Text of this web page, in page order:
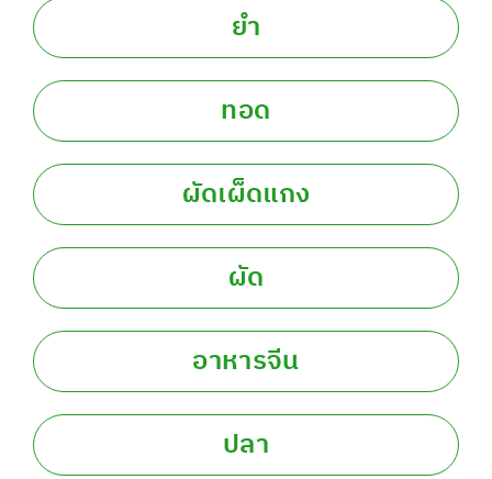
ยำ
ทอด
ผัดเผ็ดแกง
ผัด
อาหารจีน
ปลา